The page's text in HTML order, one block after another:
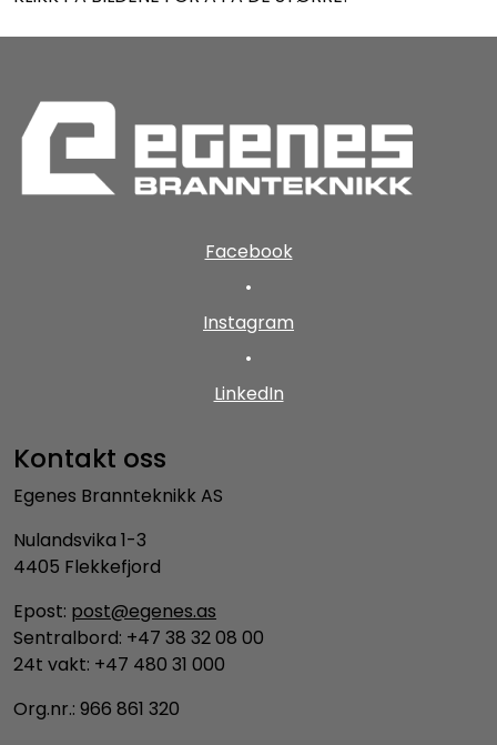
Facebook
•
Instagram
•
LinkedIn
Kontakt oss
Egenes Brannteknikk AS
Nulandsvika 1-3
4405 Flekkefjord
Epost: post@egenes.as
Sentralbord: +47 38 32 08 00
24t vakt: +47 480 31 000
Org.nr.: 966 861 320